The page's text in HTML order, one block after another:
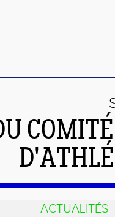
ACTUALITÉS